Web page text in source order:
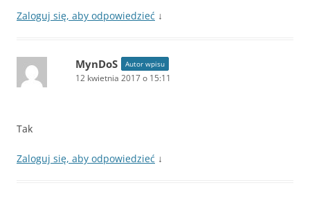
Zaloguj się, aby odpowiedzieć ↓
MynDoS Autor wpisu
12 kwietnia 2017 o 15:11
Tak
Zaloguj się, aby odpowiedzieć ↓